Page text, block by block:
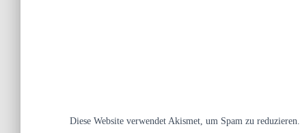
Diese Website verwendet Akismet, um Spam zu reduzieren.